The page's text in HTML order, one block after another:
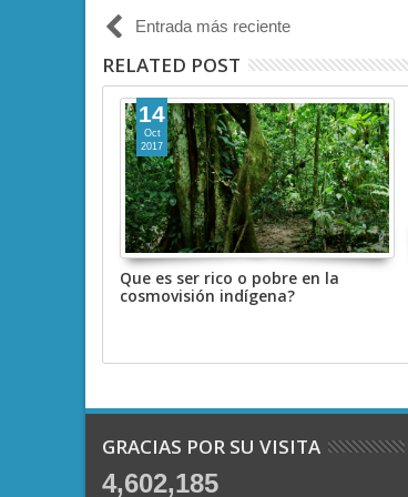
Entrada más reciente
RELATED POST
14
Oct
2017
Que es ser rico o pobre en la
cosmovisión indígena?
GRACIAS POR SU VISITA
4,602,185